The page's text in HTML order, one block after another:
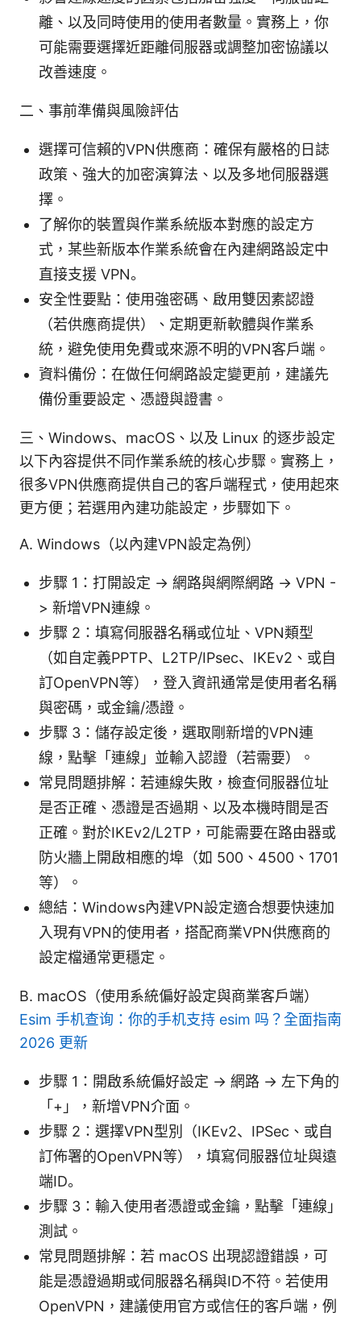
離、以及同時使用的使用者數量。實務上，你
可能需要選擇近距離伺服器或調整加密協議以
改善速度。
二、事前準備與風險評估
選擇可信賴的VPN供應商：確保有嚴格的日誌
政策、強大的加密演算法、以及多地伺服器選
擇。
了解你的裝置與作業系統版本對應的設定方
式，某些新版本作業系統會在內建網路設定中
直接支援 VPN。
安全性要點：使用強密碼、啟用雙因素認證
（若供應商提供）、定期更新軟體與作業系
統，避免使用免費或來源不明的VPN客戶端。
資料備份：在做任何網路設定變更前，建議先
備份重要設定、憑證與證書。
三、Windows、macOS、以及 Linux 的逐步設定
以下內容提供不同作業系統的核心步驟。實務上，
很多VPN供應商提供自己的客戶端程式，使用起來
更方便；若選用內建功能設定，步驟如下。
A. Windows（以內建VPN設定為例）
步驟 1：打開設定 -> 網路與網際網路 -> VPN -
> 新增VPN連線。
步驟 2：填寫伺服器名稱或位址、VPN類型
（如自定義PPTP、L2TP/IPsec、IKEv2、或自
訂OpenVPN等），登入資訊通常是使用者名稱
與密碼，或金鑰/憑證。
步驟 3：儲存設定後，選取剛新增的VPN連
線，點擊「連線」並輸入認證（若需要）。
常見問題排解：若連線失敗，檢查伺服器位址
是否正確、憑證是否過期、以及本機時間是否
正確。對於IKEv2/L2TP，可能需要在路由器或
防火牆上開啟相應的埠（如 500、4500、1701
等）。
總結：Windows內建VPN設定適合想要快速加
入現有VPN的使用者，搭配商業VPN供應商的
設定檔通常更穩定。
B. macOS（使用系統偏好設定與商業客戶端）
Esim 手机查询：你的手机支持 esim 吗？全面指南
2026 更新
步驟 1：開啟系統偏好設定 -> 網路 -> 左下角的
「+」，新增VPN介面。
步驟 2：選擇VPN型別（IKEv2、IPSec、或自
訂佈署的OpenVPN等），填寫伺服器位址與遠
端ID。
步驟 3：輸入使用者憑證或金鑰，點擊「連線」
測試。
常見問題排解：若 macOS 出現認證錯誤，可
能是憑證過期或伺服器名稱與ID不符。若使用
OpenVPN，建議使用官方或信任的客戶端，例